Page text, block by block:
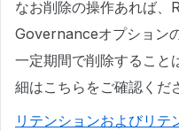
なお削除の操作あれば、
Governanceオプション
一定期間で削除すること
細はこちらをご確認くだ
リテンションおよびリテ